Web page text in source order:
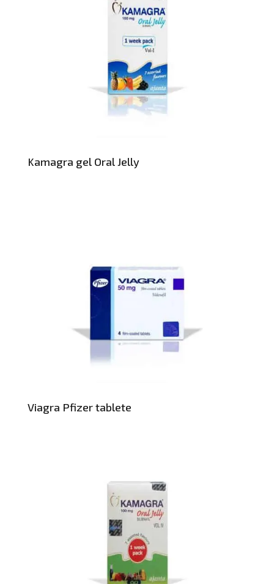
Kamagra gel Oral Jelly
Viagra Pfizer tablete